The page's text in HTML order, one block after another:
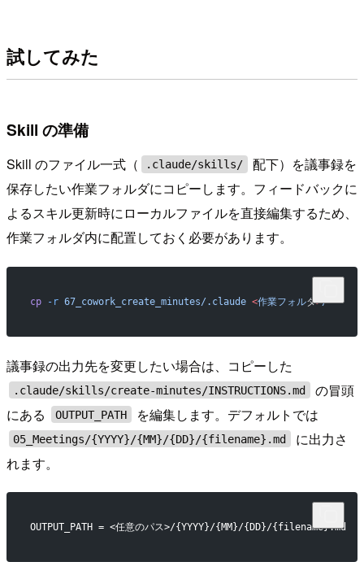
試してみた
Skill の準備
Skill のファイル一式（ .claude/skills/
配下）を議事録を
保存したい作業フォルダにコピーします。フィードバックに
よるスキル更新時にローカルファイルを直接編集するため、
作業フォルダ内に配置しておく必要があります。
cp -r 67_cowork_create_minutes/.claude <作業フォルダ>/
議事録の出力先を変更したい場合は、コピーした
.claude/skills/create-minutes/INSTRUCTIONS.md
の冒頭
にある
OUTPUT_PATH を編集します。デフォルトでは
05_Meetings/{YYYY}/{MM}/{DD}/{filename}.md
に出力さ
れます。
OUTPUT_PATH = <任意のパス>/{YYYY}/{MM}/{DD}/{filename}.md